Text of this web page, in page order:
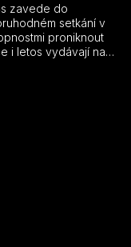
zavede do
setkání v
proniknout
i letos vydávají na
v lesích. Do
ovládat jejich